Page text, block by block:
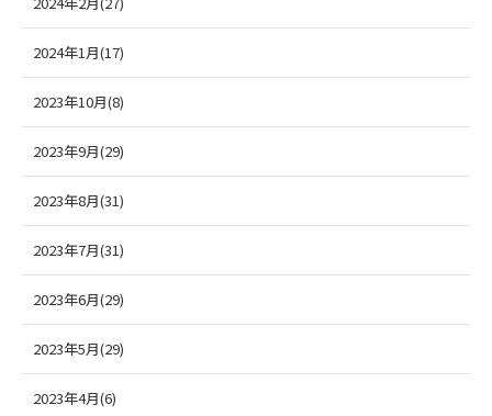
2024年1月(17)
2023年10月(8)
2023年9月(29)
2023年8月(31)
2023年7月(31)
2023年6月(29)
2023年5月(29)
2023年4月(6)